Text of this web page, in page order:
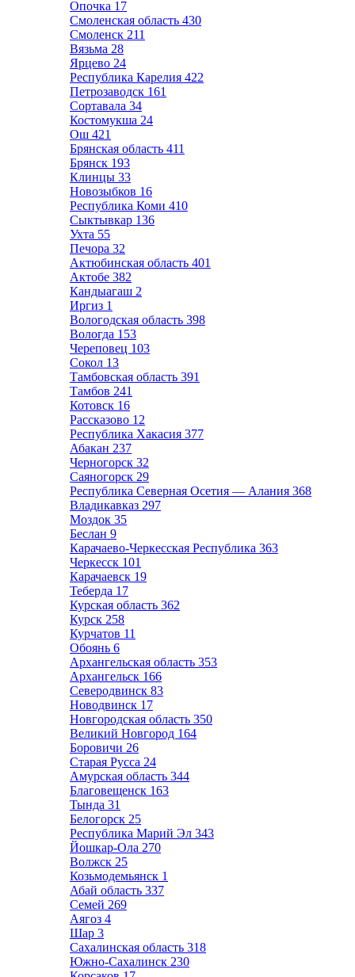
Опочка 17
Смоленская область 430
Смоленск 211
Вязьма 28
Ярцево 24
Республика Карелия 422
Петрозаводск 161
Сортавала 34
Костомукша 24
Ош 421
Брянская область 411
Брянск 193
Клинцы 33
Новозыбков 16
Республика Коми 410
Сыктывкар 136
Ухта 55
Печора 32
Актюбинская область 401
Актобе 382
Кандыагаш 2
Иргиз 1
Вологодская область 398
Вологда 153
Череповец 103
Сокол 13
Тамбовская область 391
Тамбов 241
Котовск 16
Рассказово 12
Республика Хакасия 377
Абакан 237
Черногорск 32
Саяногорск 29
Республика Северная Осетия — Алания 368
Владикавказ 297
Моздок 35
Беслан 9
Карачаево-Черкесская Республика 363
Черкесск 101
Карачаевск 19
Теберда 17
Курская область 362
Курск 258
Курчатов 11
Обоянь 6
Архангельская область 353
Архангельск 166
Северодвинск 83
Новодвинск 17
Новгородская область 350
Великий Новгород 164
Боровичи 26
Старая Русса 24
Амурская область 344
Благовещенск 163
Тында 31
Белогорск 25
Республика Марий Эл 343
Йошкар-Ола 270
Волжск 25
Козьмодемьянск 1
Абай область 337
Семей 269
Аягоз 4
Шар 3
Сахалинская область 318
Южно-Сахалинск 230